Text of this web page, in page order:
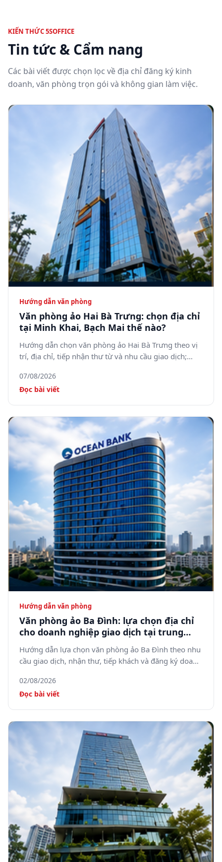
KIẾN THỨC 5SOFFICE
Tin tức & Cẩm nang
Các bài viết được chọn lọc về địa chỉ đăng ký kinh
doanh, văn phòng trọn gói và không gian làm việc.
Hướng dẫn văn phòng
Văn phòng ảo Hai Bà Trưng: chọn địa chỉ
tại Minh Khai, Bạch Mai thế nào?
Hướng dẫn chọn văn phòng ảo Hai Bà Trưng theo vị
trí, địa chỉ, tiếp nhận thư từ và nhu cầu giao dịch;
Mai.
07/08/2026
Đọc bài viết
Hướng dẫn văn phòng
Văn phòng ảo Ba Đình: lựa chọn địa chỉ
cho doanh nghiệp giao dịch tại trung
tâm Hà Nội
Hướng dẫn lựa chọn văn phòng ảo Ba Đình theo nhu
cầu giao dịch, nhận thư, tiếp khách và đăng ký doanh
02/08/2026
Đọc bài viết